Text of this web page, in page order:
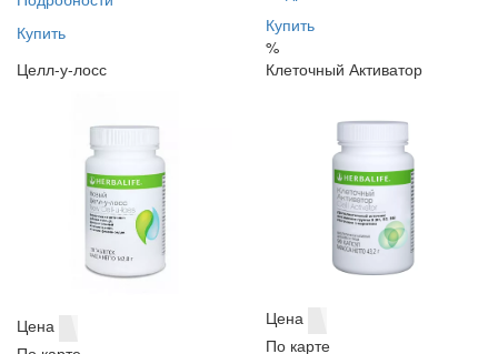
Купить
Купить
%
Целл-у-лосс
Цена
Клеточный Активатор
Цена
По карте